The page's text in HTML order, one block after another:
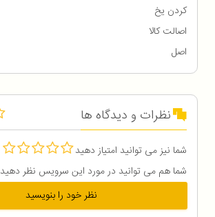
کردن یخ
اصالت کالا
اصل
نظرات و دیدگاه ها
شما نیز می توانید امتیاز دهید
شما هم می توانید در مورد این سرویس نظر دهید
نظر خود را بنویسید